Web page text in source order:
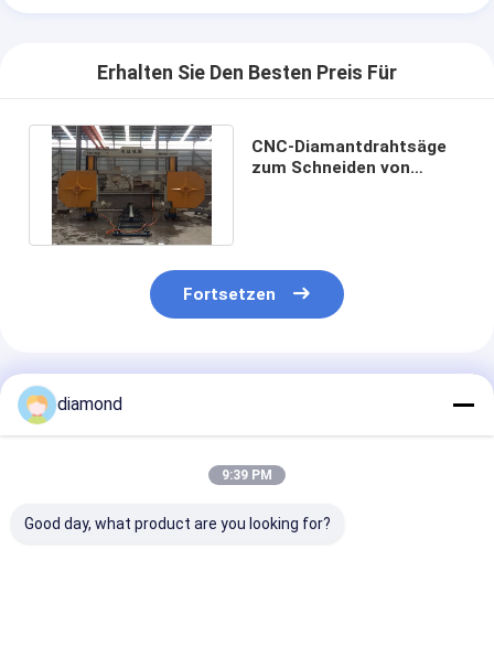
Erhalten Sie Den Besten Preis Für
CNC-Diamantdrahtsäge
zum Schneiden von
Fortsetzen
Empfohlene Produkte
diamond
9:39 PM
Good day, what product are you looking for?